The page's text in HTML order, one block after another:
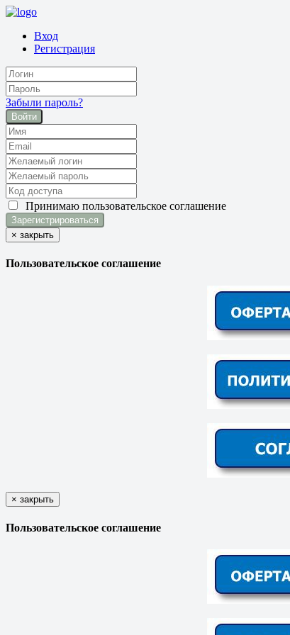
Вход
Регистрация
Забыли пароль?
Войти
Принимаю пользовательское соглашение
× закрыть
Пользовательское соглашение
× закрыть
Пользовательское соглашение